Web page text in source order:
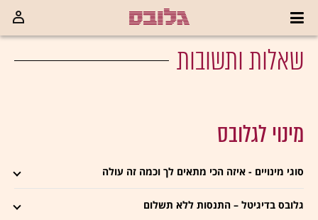
שאלות ותשובות
מינוי לגלובס
סוגי מינויים - איזה הכי מתאים לך וכמה זה עולה
גלובס בדיגיטל – התנסות ללא תשלום